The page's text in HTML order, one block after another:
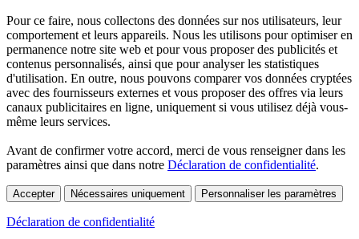
Pour ce faire, nous collectons des données sur nos utilisateurs, leur
comportement et leurs appareils. Nous les utilisons pour optimiser en
permanence notre site web et pour vous proposer des publicités et
contenus personnalisés, ainsi que pour analyser les statistiques
d'utilisation. En outre, nous pouvons comparer vos données cryptées
avec des fournisseurs externes et vous proposer des offres via leurs
canaux publicitaires en ligne, uniquement si vous utilisez déjà vous-
même leurs services.
Avant de confirmer votre accord, merci de vous renseigner dans les
paramètres ainsi que dans notre Déclaration de confidentialité.
Accepter Nécessaires uniquement Personnaliser les paramètres
Déclaration de confidentialité